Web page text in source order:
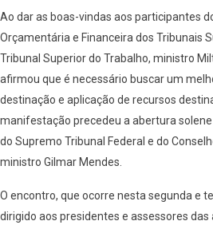
Ao dar as boas-vindas aos participantes
Orçamentária e Financeira dos Tribunais
Tribunal Superior do Trabalho, ministro
afirmou que é necessário buscar um
destinação e aplicação de recursos
manifestação precedeu a abertura
do Supremo Tribunal Federal e do
ministro Gilmar Mendes.
O encontro, que ocorre nesta segunda e
dirigido aos presidentes e assessores